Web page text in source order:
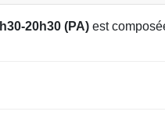
20h30 (PA) est